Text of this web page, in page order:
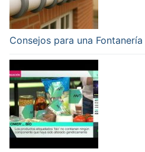
Consejos para una